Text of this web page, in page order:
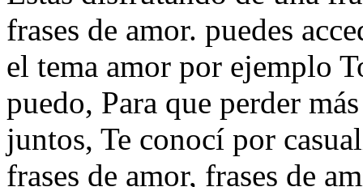
frases de amor. puedes
el tema amor por ejemplo
puedo, Para que perder
juntos, Te conocí por
frases de amor, frases de